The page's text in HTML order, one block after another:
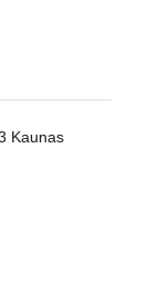
Kaunas